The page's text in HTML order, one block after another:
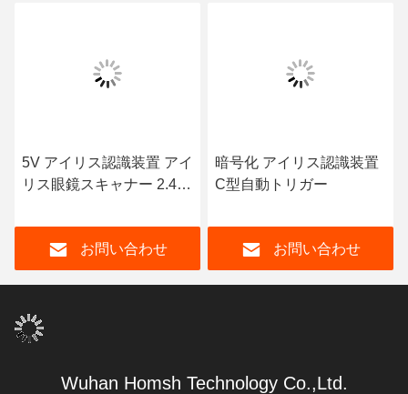
5V アイリス認識装置 アイ
リス眼鏡スキャナー 2.4
お問い合わせ
暗号化 アイリス認識装置
C型自動トリガー
お問い合わせ
Wuhan Homsh Technology Co.,Ltd.